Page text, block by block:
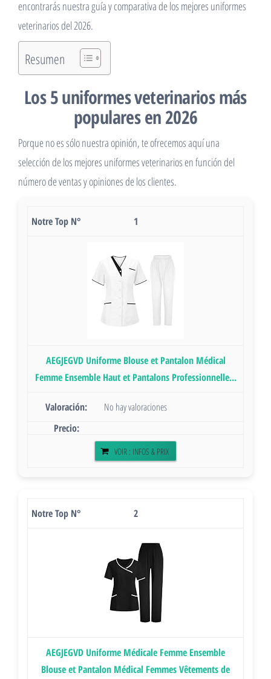
encontrarás nuestra guía y comparativa de los mejores uniformes
veterinarios del 2026.
Resumen
Los 5 uniformes veterinarios más
populares en 2026
Porque no es sólo nuestra opinión, te ofrecemos aquí una
selección de los mejores uniformes veterinarios en función del
número de ventas y opiniones de los clientes.
1
AEGJEGVD Uniforme Blouse et Pantalon Médical
Femme Ensemble Haut et Pantalons Professionnelle...
No hay valoraciones
VOIR : INFOS & PRIX
2
AEGJEGVD Uniforme Médicale Femme Ensemble
Blouse et Pantalon Médical Femmes Vêtements de